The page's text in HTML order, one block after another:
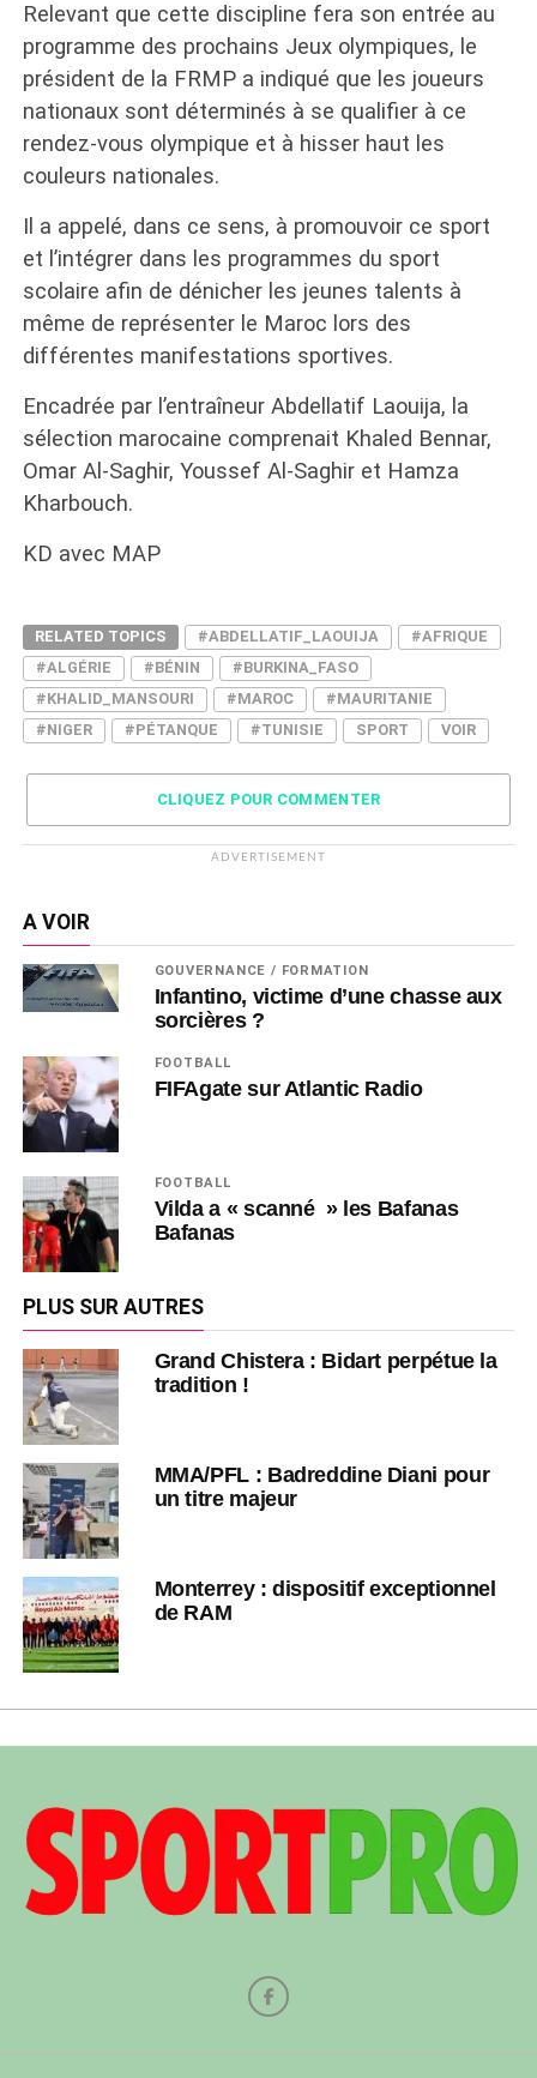
Relevant que cette discipline fera son entrée au
programme des prochains Jeux olympiques, le
président de la FRMP a indiqué que les joueurs
nationaux sont déterminés à se qualifier à ce
rendez-vous olympique et à hisser haut les
couleurs nationales.
Il a appelé, dans ce sens, à promouvoir ce sport
et l’intégrer dans les programmes du sport
scolaire afin de dénicher les jeunes talents à
même de représenter le Maroc lors des
différentes manifestations sportives.
Encadrée par l’entraîneur Abdellatif Laouija, la
sélection marocaine comprenait Khaled Bennar,
Omar Al-Saghir, Youssef Al-Saghir et Hamza
Kharbouch.
KD avec MAP
RELATED TOPICS #ABDELLATIF_LAOUIJA
#AFRIQUE
#ALGÉRIE
#BÉNIN
#BURKINA_FASO
#KHALID_MANSOURI
#MAROC
#MAURITANIE
#NIGER
#PÉTANQUE #TUNISIE SPORT VOIR
CLIQUEZ POUR COMMENTER
ADVERTISEMENT
A VOIR
GOUVERNANCE / FORMATION
Infantino, victime d’une chasse aux
sorcières ?
FOOTBALL
FIFAgate sur Atlantic Radio
FOOTBALL
Vilda a « scanné » les Bafanas
Bafanas
PLUS SUR AUTRES
Grand Chistera : Bidart perpétue la
tradition !
MMA/PFL : Badreddine Diani pour
un titre majeur
Monterrey : dispositif exceptionnel
de RAM